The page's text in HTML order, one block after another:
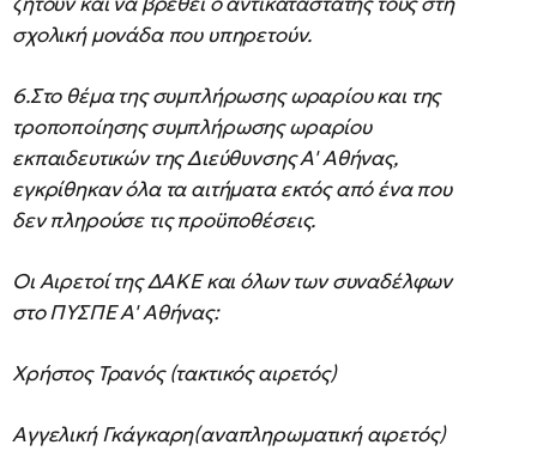
σχολική μονάδα που υπηρετούν.
6.Στο θέμα της συμπλήρωσης ωραρίου και της
τροποποίησης συμπλήρωσης ωραρίου
εκπαιδευτικών της Διεύθυνσης Α' Αθήνας,
εγκρίθηκαν όλα τα αιτήματα εκτός από ένα που
δεν πληρούσε τις προϋποθέσεις.
Οι Αιρετοί της ΔΑΚΕ και όλων των συναδέλφων
στο ΠΥΣΠΕ Α' Αθήνας:
Χρήστος Τρανός (τακτικός αιρετός)
Αγγελική Γκάγκαρη(αναπληρωματική αιρετός)